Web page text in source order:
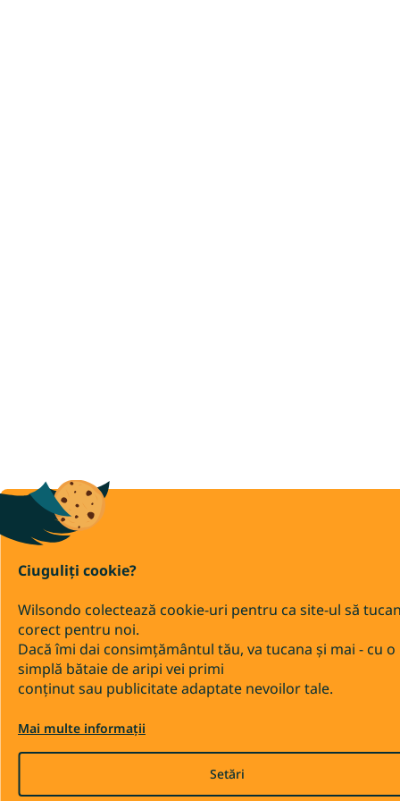
Ciuguliți cookie?
Wilsondo colectează cookie-uri pentru ca site-ul să
corect pentru noi.
Dacă îmi dai consimțământul tău, va tucana și mai - cu o
simplă bătaie de aripi vei primi
conținut sau publicitate adaptate nevoilor tale.
Mai multe informații
Setări